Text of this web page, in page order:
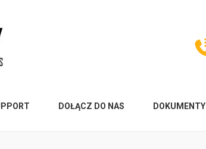
DOŁĄCZ DO NAS DOKUMENTY